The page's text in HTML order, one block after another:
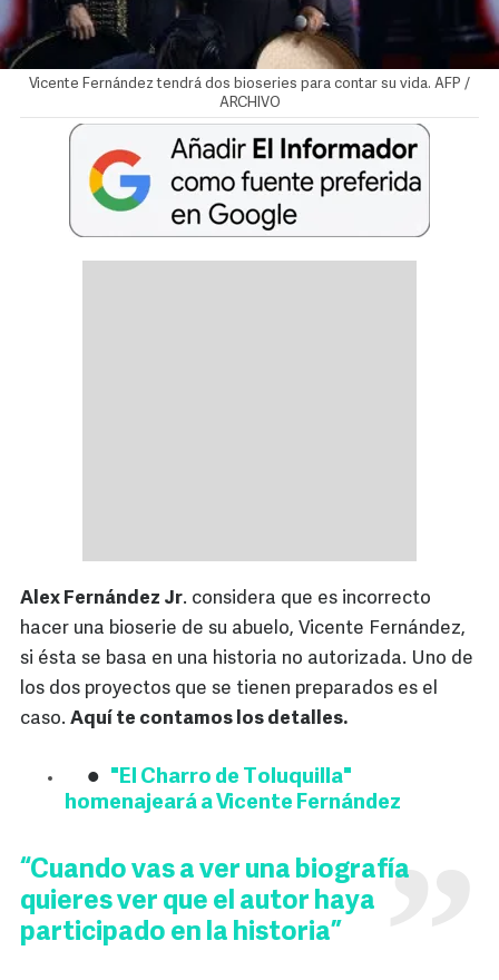
Vicente Fernández tendrá dos bioseries para contar su vida. AFP /
ARCHIVO
Alex Fernández Jr. considera que es incorrecto
hacer una bioserie de su abuelo, Vicente Fernández,
si ésta se basa en una historia no autorizada. Uno de
los dos proyectos que se tienen preparados es el
caso. Aquí te contamos los detalles.
"El Charro de Toluquilla"
homenajeará a Vicente Fernández
“Cuando vas a ver una biografía
quieres ver que el autor haya
participado en la historia”